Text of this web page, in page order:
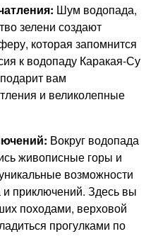
Шум водопада,
зелени создают
которая запомнится
к водопаду Каракая-Су
вам
и великолепные
Вокруг водопада
живописные горы и
возможности
и приключений. Здесь вы
походами, верховой
прогулками по